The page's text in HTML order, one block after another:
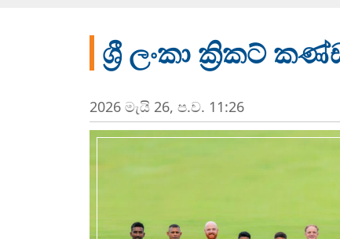
ශ්‍රී ලංකා ක්‍රිකට්
2026 මැයි 26, ප.ව. 11:26